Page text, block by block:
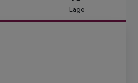
Lage